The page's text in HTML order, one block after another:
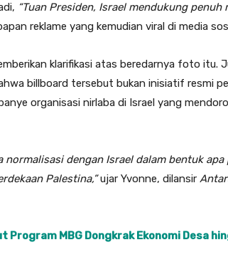
“Tuan Presiden, Israel mendukung penuh
reklame yang kemudian viral di media
klarifikasi atas beredarnya foto itu.
billboard tersebut bukan inisiatif resmi
organisasi nirlaba di Israel yang
normalisasi dengan Israel dalam bentuk
Palestina,”ujar Yvonne, dilansir
Program MBG Dongkrak Ekonomi Desa